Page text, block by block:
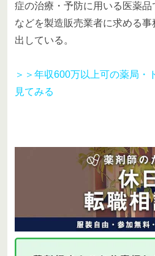
症の治療・予防に用いる医薬
などを製造販売業者に求める
出している。
＞＞年収600万以上可の薬局・
見てみる